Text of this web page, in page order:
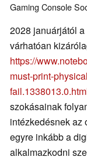
Gaming Console
2028 januárjától
várhatóan
https://
must-print-
szokásainak
intézkedésnek az
egyre inkább a
alkalmazkodni